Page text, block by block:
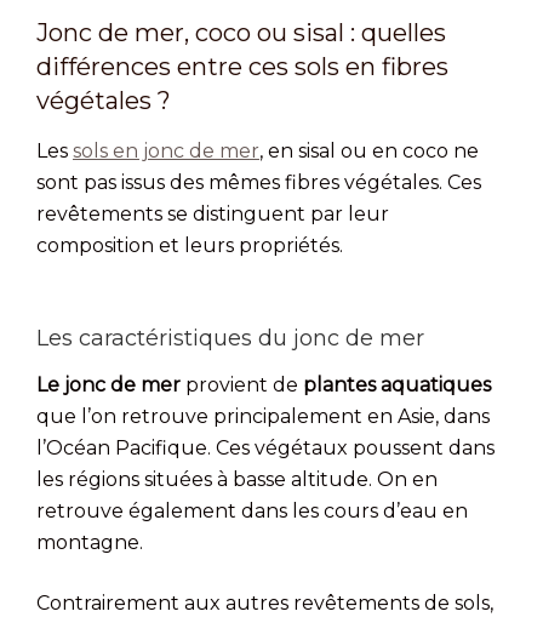
Jonc de mer, coco ou sisal : quelles
différences entre ces sols en fibres
végétales ?
Les sols en jonc de mer, en sisal ou en coco ne
sont pas issus des mêmes fibres végétales. Ces
revêtements se distinguent par leur
composition et leurs propriétés.
Les caractéristiques du jonc de mer
Le jonc de mer provient de plantes aquatiques
que l’on retrouve principalement en Asie, dans
l’Océan Pacifique. Ces végétaux poussent dans
les régions situées à basse altitude. On en
retrouve également dans les cours d’eau en
montagne.
Contrairement aux autres revêtements de sols,